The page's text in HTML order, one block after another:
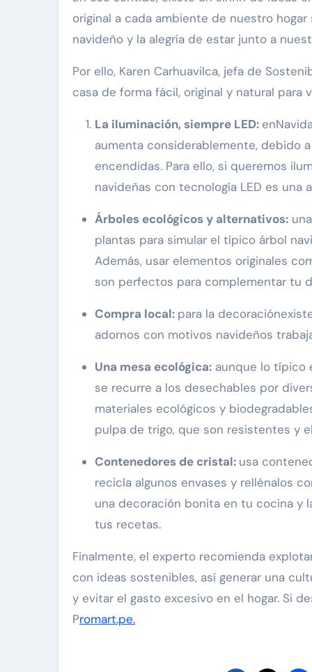
original a cada ambiente de nuestro
navideño y la alegría de estar junto a
Por ello, Karen Carhuavilca, jefa de
casa de forma fácil, original y natural para
La iluminación, siempre LED:
aumenta considerablemente, debido
encendidas. Para ello, si queremos
navideñas con tecnología LED es
Árboles ecológicos y alternativos:
plantas para simular el típico árbol
Además, usar elementos originales
son perfectos para complementar tu
Compra local: para la
adornos con motivos navideños
Una mesa ecológica: aunque lo típico
se recurre a los desechables por
materiales ecológicos y
pulpa de trigo, que son resistentes y
Contenedores de cristal: usa
recicla algunos envases y rellénalos
una decoración bonita en tu cocina y
tus recetas.
Finalmente, el experto recomienda
con ideas sostenibles, así generar una
y evitar el gasto excesivo en el hogar. Si
Promart.pe.